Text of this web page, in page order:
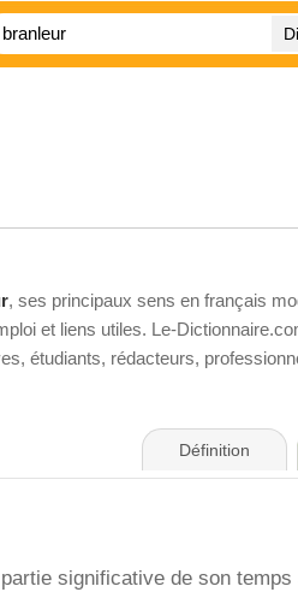
, ses principaux sens en français
et liens utiles. Le-
étudiants, rédacteurs,
Définition
significative de son